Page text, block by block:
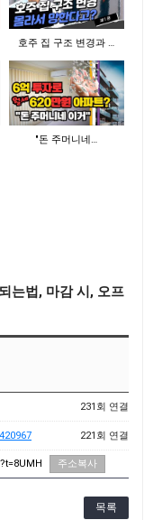
호주 집 구조 변경과 …
"돈 주머니네…
는법, 마감 시, 오프
231회 연결
221회 연결
주소복사
목록